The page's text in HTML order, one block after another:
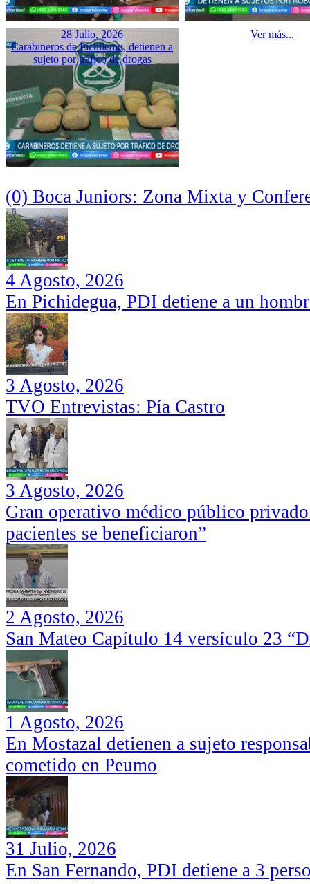
28 Julio, 2026
Carabineros de Pichilemu, detienen a
sujeto por tráfico de drogas
Ver más...
(0) Boca Juniors: Zona Mixta y
4 Agosto, 2026
En Pichidegua, PDI detiene a un
3 Agosto, 2026
TVO Entrevistas: Pía Castro
3 Agosto, 2026
Gran operativo médico público
pacientes se beneficiaron”
2 Agosto, 2026
San Mateo Capítulo 14 versículo 23
1 Agosto, 2026
En Mostazal detienen a sujeto
cometido en Peumo
31 Julio, 2026
En San Fernando, PDI detiene a 3